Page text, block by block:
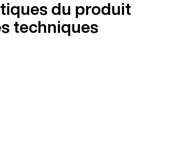
du produit
techniques